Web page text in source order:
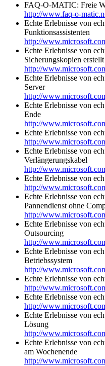
FAQ-O-MATIC: Freie
http://www.faq-o-
Echte Erlebnisse von
Funktionsassistenten
http://
Echte Erlebnisse von
Sicherungskopien erstellt
http://
Echte Erlebnisse von
Server
http://
Echte Erlebnisse von
Ende
http://
Echte Erlebnisse von
http://
Echte Erlebnisse von
Verlängerungskabel
http://
Echte Erlebnisse von
http://
Echte Erlebnisse von
Pannendienst ohne
http://
Echte Erlebnisse von
Outsourcing
http://
Echte Erlebnisse von
Betriebssystem
http://
Echte Erlebnisse von
http://
Echte Erlebnisse von
http://
Echte Erlebnisse von
Lösung
http://
Echte Erlebnisse von
am Wochenende
http://